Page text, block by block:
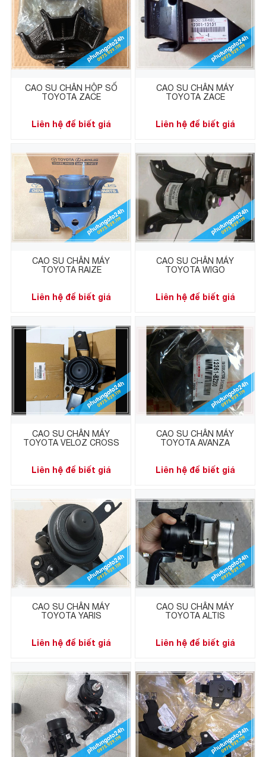
CAO SU CHÂN HỘP SỐ
TOYOTA ZACE
Liên hệ để biết giá
CAO SU CHÂN MÁY
TOYOTA ZACE
Liên hệ để biết giá
CAO SU CHÂN MÁY
TOYOTA RAIZE
Liên hệ để biết giá
CAO SU CHÂN MÁY
TOYOTA WIGO
Liên hệ để biết giá
CAO SU CHÂN MÁY
TOYOTA VELOZ CROSS
Liên hệ để biết giá
CAO SU CHÂN MÁY
TOYOTA AVANZA
Liên hệ để biết giá
CAO SU CHÂN MÁY
TOYOTA YARIS
Liên hệ để biết giá
CAO SU CHÂN MÁY
TOYOTA ALTIS
Liên hệ để biết giá